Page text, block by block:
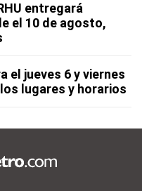
entregará
el 10 de agosto,
el jueves 6 y viernes
lugares y horarios